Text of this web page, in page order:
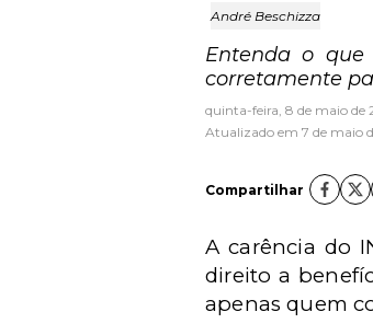
André Beschizza
Entenda o que
corretamente
quinta-feira, 8 de maio de
Atualizado em 7 de maio
Compartilhar
A carência do
direito a
apenas quem